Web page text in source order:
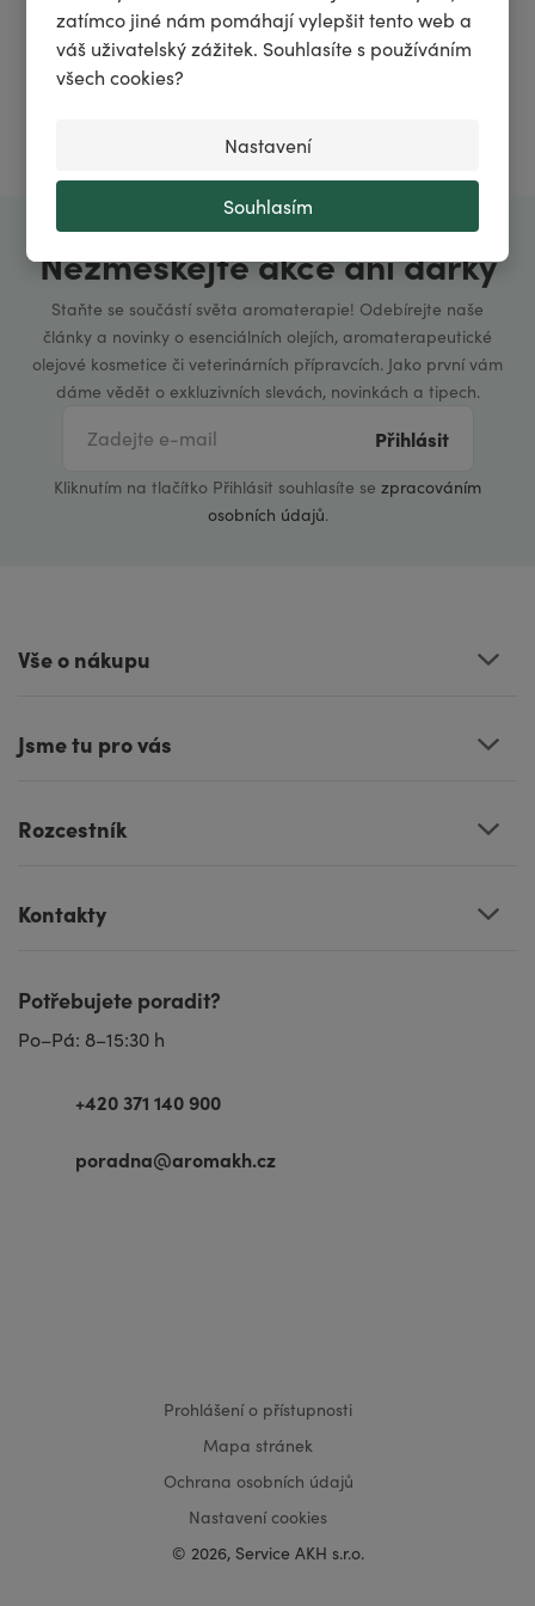
zatímco jiné nám pomáhají vylepšit tento web a
váš uživatelský zážitek. Souhlasíte s používáním
všech cookies?
Nastavení
Souhlasím
Po–Pá: 8–15:30 h
+420 371 140 900
poradna@aromakh.cz
Nezmeškejte akce ani dárky
Staňte se součástí světa aromaterapie! Odebírejte naše
články a novinky o esenciálních olejích, aromaterapeutické
olejové kosmetice či veterinárních přípravcích. Jako první vám
dáme vědět o exkluzivních slevách, novinkách a tipech.
Přihlásit
Kliknutím na tlačítko Přihlásit souhlasíte se zpracováním
osobních údajů.
Vše o nákupu
Jsme tu pro vás
Rozcestník
Kontakty
Potřebujete poradit?
Po–Pá: 8–15:30 h
+420 371 140 900
poradna@aromakh.cz
Prohlášení o přístupnosti
Mapa stránek
Ochrana osobních údajů
Nastavení cookies
© 2026, Service AKH s.r.o.